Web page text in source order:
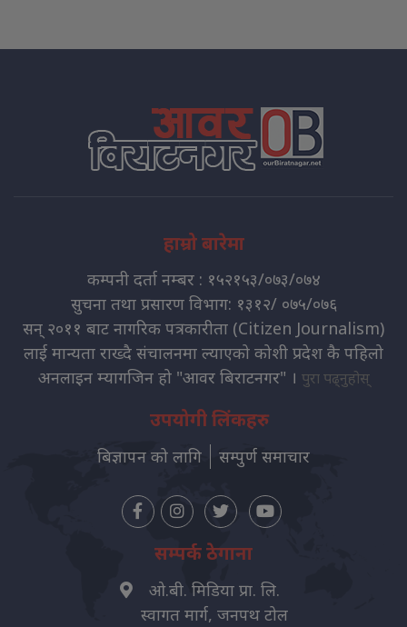
हाम्रो बारेमा
कम्पनी दर्ता नम्बर : १५२१५३/०७३/०७४
सुचना तथा प्रसारण विभाग: १३१२/ ०७५/०७६
सन् २०११ बाट नागरिक पत्रकारीता (Citizen Journalism)
लाई मान्यता राख्दै संचालनमा ल्याएको कोशी प्रदेश कै पहिलो
अनलाइन म्यागजिन हो "आवर बिराटनगर" । पुरा पढ्नुहोस्
उपयोगी लिंकहरु
बिज्ञापन को लागि सम्पुर्ण समाचार
सम्पर्क ठेगाना
ओ.बी. मिडिया प्रा. लि.
स्वागत मार्ग, जनपथ टोल